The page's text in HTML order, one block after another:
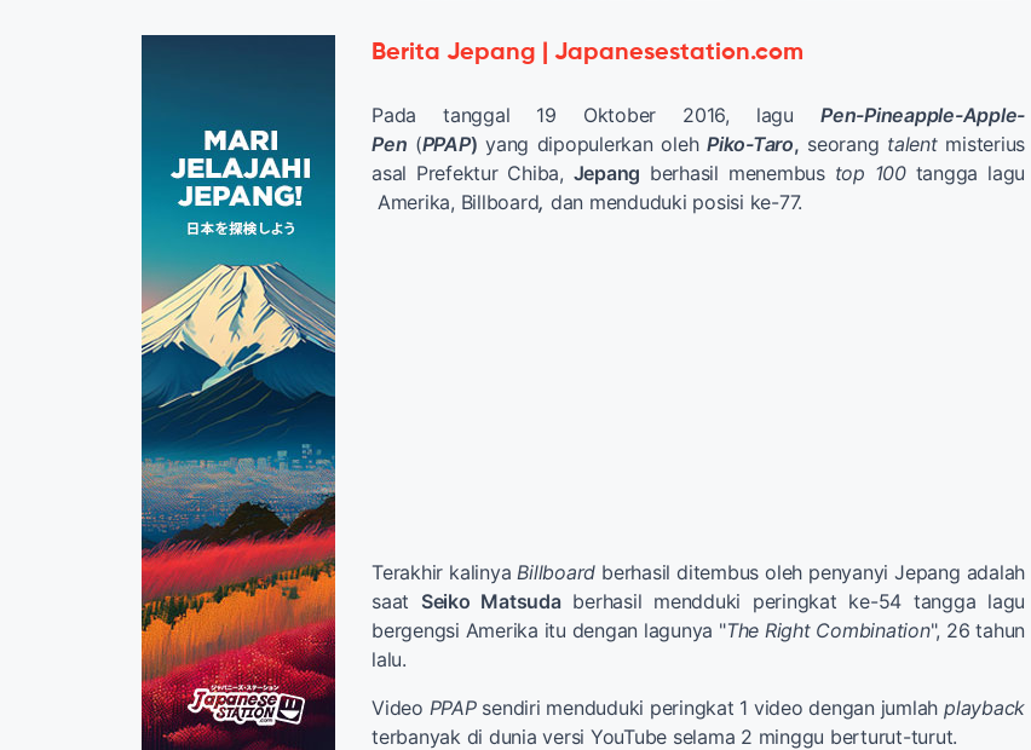
Berita Jepang | Japanesestation.com
Pada tanggal 19 Oktober 2016, lagu Pen-Pineapple-Apple-
Pen (PPAP) yang dipopulerkan olehPiko-Taro, seorang talentmisterius
asal Prefektur Chiba, Jepang berhasil menembus top 100tangga lagu
Amerika, Billboard, dan menduduki posisi ke-77.
Terakhir kalinya Billboard berhasil ditembus oleh penyanyi Jepang adalah
saat Seiko Matsudaberhasil mendduki peringkat ke-54 tangga lagu
bergengsi Amerika itu dengan lagunya "The Right Combination", 26 tahun
lalu.
Video PPAPsendiri menduduki peringkat 1 video dengan jumlahplayback
terbanyak di dunia versi YouTube selama 2 minggu berturut-turut.